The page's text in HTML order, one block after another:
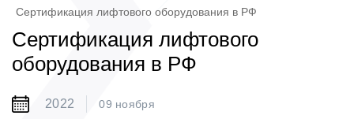
Сертификация лифтового оборудования в РФ
Сертификация лифтового
оборудования в РФ
2022 09 ноября